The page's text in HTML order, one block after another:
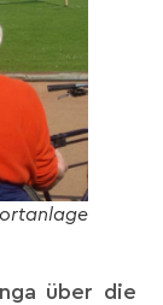
über die